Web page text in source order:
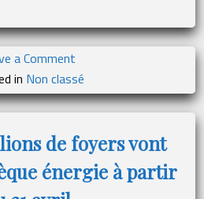
a Comment
Intégrer
l’éthique
dans
la
R&D
:
in Non classé
de foyers vont
énergie à partir